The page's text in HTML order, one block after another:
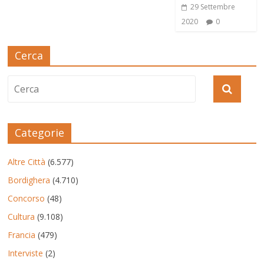
29 Settembre
2020
0
Cerca
Categorie
Altre Città (6.577)
Bordighera (4.710)
Concorso (48)
Cultura (9.108)
Francia (479)
Interviste (2)